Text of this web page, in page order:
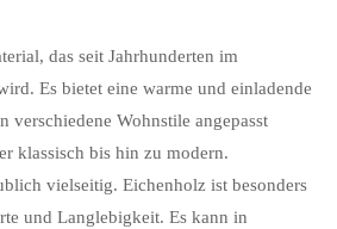
das seit Jahrhunderten im
Es bietet eine warme und einladende
verschiedene Wohnstile angepasst
klassisch bis hin zu modern.
vielseitig. Eichenholz ist besonders
und Langlebigkeit. Es kann in